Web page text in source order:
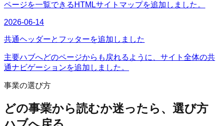
ページを一覧できるHTMLサイトマップを追加しました。
2026-06-14
共通ヘッダーとフッターを追加しました
主要ハブへどのページからも戻れるように、サイト全体の共
通ナビゲーションを追加しました。
事業の選び方
どの事業から読むか迷ったら、選び方